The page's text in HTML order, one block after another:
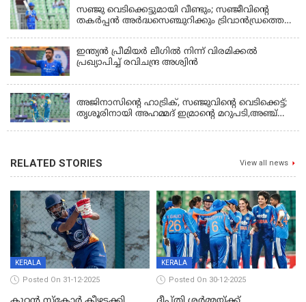
സഞ്ജു വെടിക്കെട്ടുമായി വീണ്ടും; സഞ്ജീവിന്‍റെ
തകർപ്പൻ അർദ്ധസെഞ്ചുറിക്കും ട്രിവാൻഡ്രത്തെ
ഇന്ത്യന്‍ പ്രീമിയര്‍ ലീഗില്‍ നിന്ന് വിരമിക്കല്‍
പ്രഖ്യാപിച്ച് രവിചന്ദ്ര അശ്വിന്‍
അജിനാസിന്റെ ഹാട്രിക്, സഞ്ജുവിന്റെ വെടിക്കെട്ട്;
തൃശൂരിനായി അഹമ്മദ് ഇമ്രാന്റെ മറുപടി,അഞ്ച്
RELATED STORIES View all news
KERALA
Posted On 31-12-2025
KERALA
Posted On 30-12-2025